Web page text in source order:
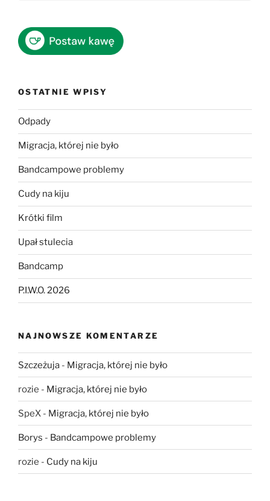
OSTATNIE WPISY
Odpady
Migracja, której nie było
Bandcampowe problemy
Cudy na kiju
Krótki film
Upał stulecia
Bandcamp
P.I.W.O. 2026
NAJNOWSZE KOMENTARZE
Szczeżuja - Migracja, której nie było
rozie - Migracja, której nie było
SpeX - Migracja, której nie było
Borys - Bandcampowe problemy
rozie - Cudy na kiju